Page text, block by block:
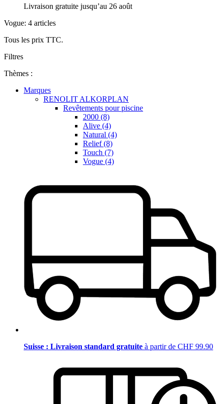
Livraison gratuite jusqu’au 26 août
Vogue: 4 articles
Tous les prix TTC.
Filtres
Thèmes :
Marques
RENOLIT ALKORPLAN
Revêtements pour piscine
2000 (8)
Alive (4)
Natural (4)
Relief (8)
Touch (7)
Vogue (4)
Suisse : Livraison standard gratuite à partir de CHF 99.90